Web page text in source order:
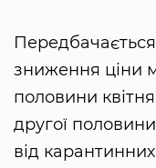
зниження ціни
половини
другої
від